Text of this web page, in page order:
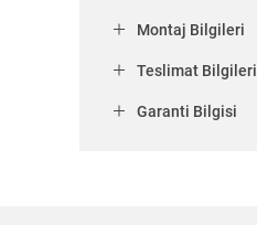
Montaj Bilgileri
Teslimat Bilgileri
Garanti Bilgisi